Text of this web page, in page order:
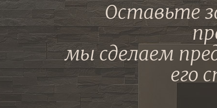
Оставьте
мы сделаем
его